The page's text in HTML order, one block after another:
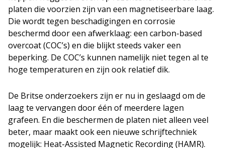
platen die voorzien zijn van een magnetiseerbare laag.
Die wordt tegen beschadigingen en corrosie
beschermd door een afwerklaag: een carbon-based
overcoat (COC’s) en die blijkt steeds vaker een
beperking. De COC’s kunnen namelijk niet tegen al te
hoge temperaturen en zijn ook relatief dik.
De Britse onderzoekers zijn er nu in geslaagd om de
laag te vervangen door één of meerdere lagen
grafeen. En die beschermen de platen niet alleen veel
beter, maar maakt ook een nieuwe schrijftechniek
mogelijk: Heat-Assisted Magnetic Recording (HAMR).